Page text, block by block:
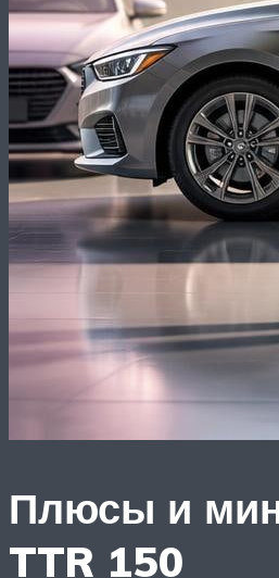
Плюсы и
TTR 150